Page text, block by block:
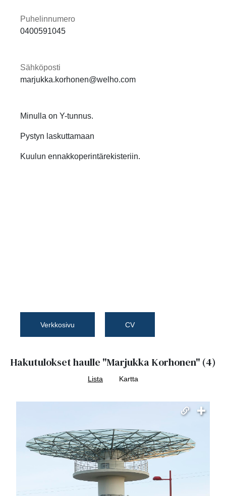
Puhelinnumero
0400591045
Sähköposti
marjukka.korhonen@welho.com
Minulla on Y-tunnus.
Pystyn laskuttamaan
Kuulun ennakkoperintärekisteriin.
Verkkosivu CV
Hakutulokset haulle "Marjukka Korhonen" (4)
Lista Kartta